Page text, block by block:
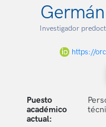
Investigador
https://
Puesto
académico
actual: